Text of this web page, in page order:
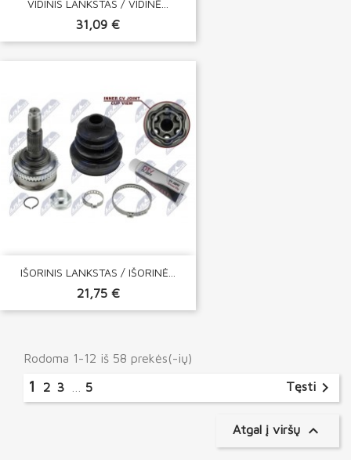
VIDINIS LANKSTAS / VIDINĖ...
31,09 €
IŠORINIS LANKSTAS / IŠORINĖ...
21,75 €
Rodoma 1-12 iš 58 prekės(-ių)
1 2 3 5 Tęsti 
Atgal į viršų 